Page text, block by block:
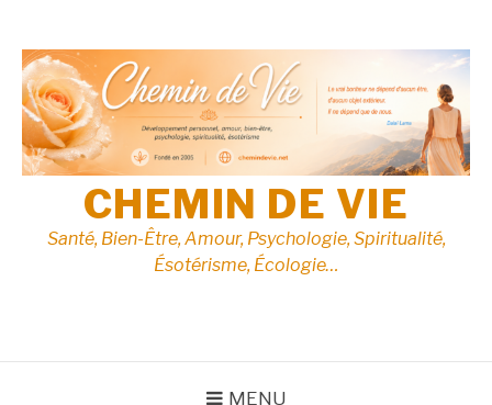
contenu
CHEMIN DE VIE
Santé, Bien-Être, Amour, Psychologie, Spiritualité,
Ésotérisme, Écologie…
MENU